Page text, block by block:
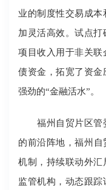
业的制度性交易成
加灵活高效。试点
项目收入用于非关
债资金，拓宽了资金
强劲的“金融活水”。
福州自贸片区管
的前沿阵地，福州
机制，持续联动外
监管机构，动态跟